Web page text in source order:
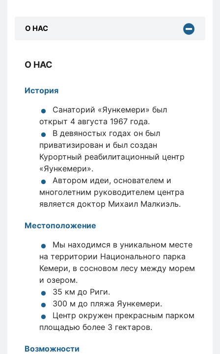
О НАС
О НАС
История
Санаторий «Яункемери» был
открыт 4 августа 1967 года.
В девяностых годах он был
приватизирован и был создан
Курортный реабилитационный центр
«Яункемери».
Автором идеи, основателем и
многолетним руководителем центра
является доктор Михаил Малкиэль.
Местоположение
Мы находимся в уникальном месте
на территории Национального парка
Кемери, в сосновом лесу между морем
и озером.
35 км до Риги.
300 м до пляжа Яункемери.
Центр окружен прекрасным парком
площадью более 3 гектаров.
Возможности